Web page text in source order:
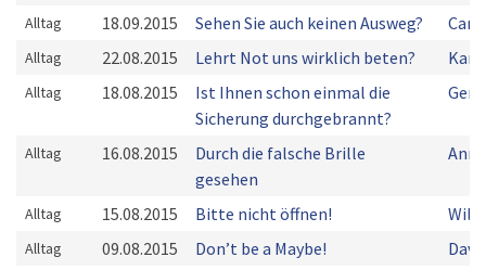
Alltag 18.09.2015 Sehen Sie auch keinen Ausweg?
Alltag 22.08.2015 Lehrt Not uns wirklich beten?
Alltag 18.08.2015
Ist Ihnen schon einmal die
Sicherung durchgebrannt?
Alltag 16.08.2015
Durch die falsche Brille
gesehen
Alltag 15.08.2015 Bitte nicht öffnen!
Alltag 09.08.2015 Don’t be a Maybe!